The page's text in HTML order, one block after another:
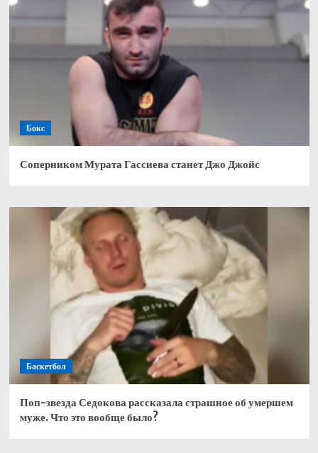
Бокс
Соперником Мурата Гассиева станет Джо Джойс
Баскетбол
Поп-звезда Седокова рассказала страшное об умершем
муже. Что это вообще было?